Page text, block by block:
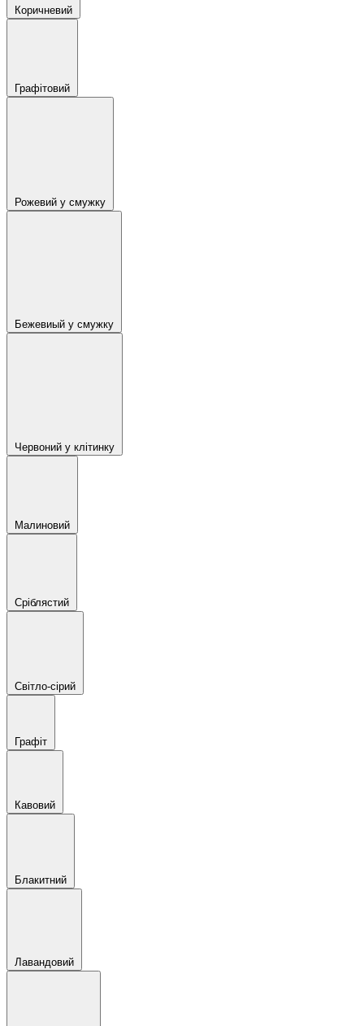
Коричневий
Графітовий
Рожевий у смужку
Бежевиый у смужку
Червоний у клітинку
Малиновий
Сріблястий
Світло-сірий
Графіт
Кавовий
Блакитний
Лавандовий